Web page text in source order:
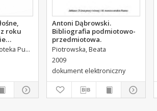
Durlik, Elżbieta. Oprac.
roku
Wojewódzka Biblioteka Publiczna (Kielce). Dział Informacyjno-Bibliograficzny.
Antoni Dąbrowski.
Bibliografia podmiotowo-
przedmiotowa.
Piotrowska, Beata
2009
dokument elektroniczny